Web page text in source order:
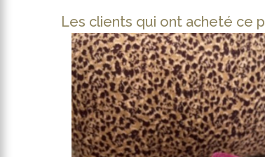
Les clients qui ont acheté ce